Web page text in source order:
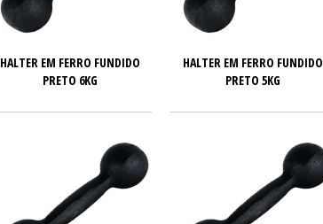
HALTER EM FERRO FUNDIDO
PRETO 6KG
HALTER EM FERRO FUNDIDO
PRETO 5KG